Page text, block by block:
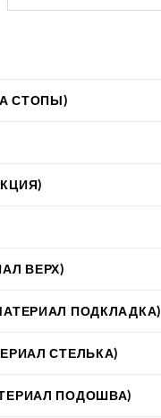
СТОПЫ)
ВЕРХ)
ПОДКЛАДКА)
СТЕЛЬКА)
ПОДОШВА)